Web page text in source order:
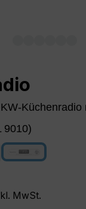
Küchenradio
9010)
weißweiß (RAL
(Diese Option
MwSt.